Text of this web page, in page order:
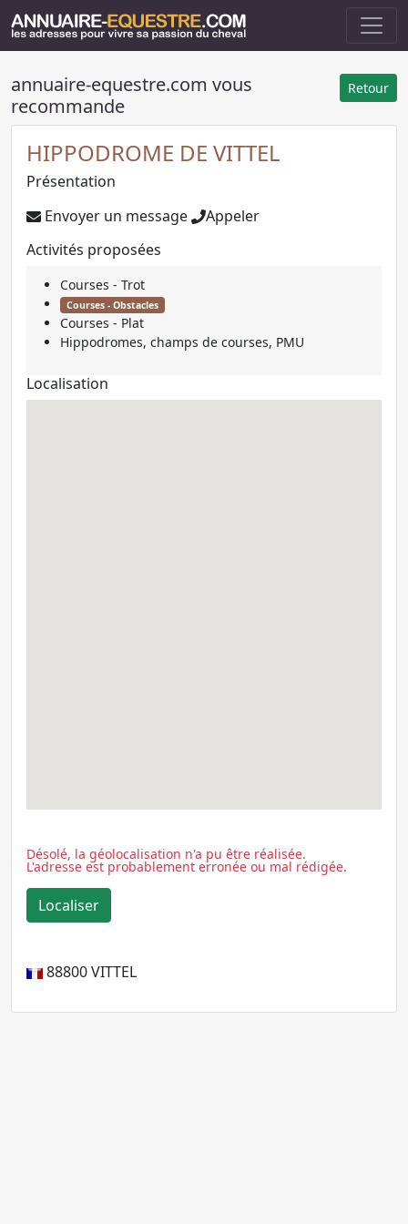
Retour
annuaire-equestre.com vous
recommande
HIPPODROME DE VITTEL
Présentation
Envoyer un message
Appeler
Activités proposées
Courses - Trot
Courses - Obstacles
Courses - Plat
Hippodromes, champs de courses, PMU
Localisation
Désolé, la géolocalisation n'a pu être réalisée.
L'adresse est probablement erronée ou mal rédigée.
88800VITTEL